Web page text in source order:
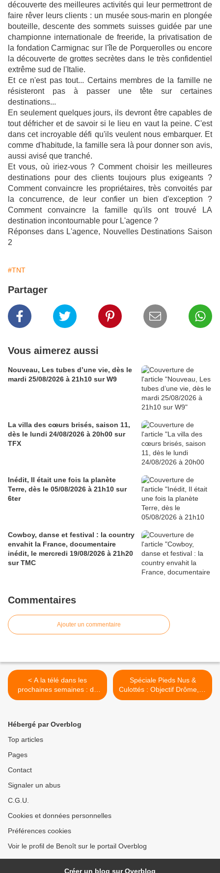
découverte des meilleures activités qui leur permettront de
faire rêver leurs clients : un musée sous-marin en plongée
bouteille, descente des sommets suisses guidée par une
championne internationale de freeride, la privatisation de
la fondation Carmignac sur l'île de Porquerolles ou encore
la découverte de grottes secrètes dans le très confidentiel
extrême sud de l'Italie.
Et ce n'est pas tout... Certains membres de la famille ne
résisteront pas à passer une tête sur certaines
destinations...
En seulement quelques jours, ils devront être capables de
tout défricher et de savoir si le lieu en vaut la peine. C'est
dans cet incroyable défi qu'ils veulent nous embarquer. Et
comme d'habitude, la famille sera là pour donner son avis,
aussi avisé que tranché.
Et vous, où iriez-vous ? Comment choisir les meilleures
destinations pour des clients toujours plus exigeants ?
Comment convaincre les propriétaires, très convoités par
la concurrence, de leur confier un bien d'exception ?
Comment convaincre la famille qu'ils ont trouvé LA
destination incontournable pour L'agence ?
Réponses dans L'agence, Nouvelles Destinations Saison
2
#TNT
Partager
Vous aimerez aussi
Nouveau, Les tubes d’une vie, dès le
mardi 25/08/2026 à 21h10 sur W9
La villa des cœurs brisés, saison 11,
dès le lundi 24/08/2026 à 20h00 sur
TFX
Inédit, Il était une fois la planète
Terre, dès le 05/08/2026 à 21h10 sur
6ter
Cowboy, danse et festival : la country
envahit la France, documentaire
inédit, le mercredi 19/08/2026 à 21h20
sur TMC
Commentaires
Ajouter un commentaire
< A la télé dans les
prochaines semaines : du
08 au 14/08/2026 sur TF1,
Spéciale Pieds Nus &
Culottés : Objectif Drôme, le
mercredi 22 juillet 2026 à
Hébergé par Overblog
Top articles
Pages
Contact
Signaler un abus
C.G.U.
Cookies et données personnelles
Préférences cookies
Voir le profil de Benoît sur le portail Overblog
Créer un blog sur Overblog